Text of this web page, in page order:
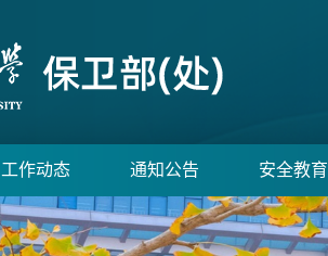
工作动态 通知公告 安全教育